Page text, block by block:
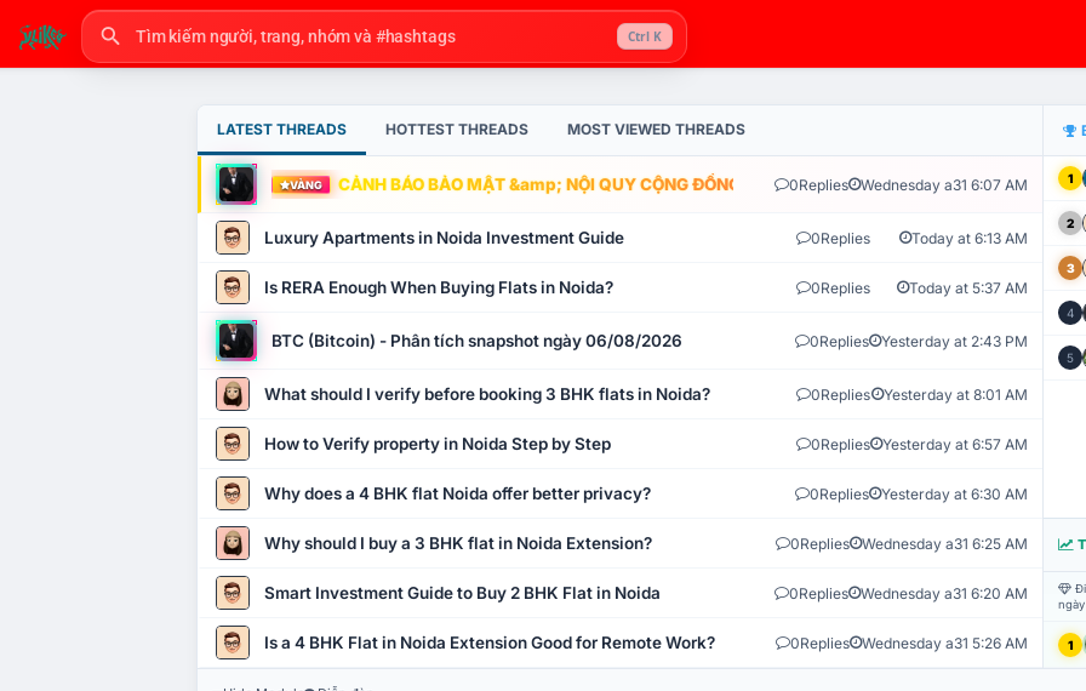
Ctrl K
LATEST THREADS HOTTEST THREADS MOST VIEWED THREADS
VÀNG CẢNH BÁO BẢO MẬT &amp; NỘI QUY CỘNG ĐỒNG VLIKE.VN: HỆ THỐNG GIÁM SÁT TỰ
0Replies Wednesday a31 6:07 AM
Luxury Apartments in Noida Investment Guide 0Replies Today at 6:13 AM
Is RERA Enough When Buying Flats in Noida? 0Replies Today at 5:37 AM
BTC (Bitcoin) - Phân tích snapshot ngày 06/08/2026 0Replies Yesterday at 2:43 PM
What should I verify before booking 3 BHK flats in Noida? 0Replies Yesterday at 8:01 AM
How to Verify property in Noida Step by Step 0Replies Yesterday at 6:57 AM
Why does a 4 BHK flat Noida offer better privacy? 0Replies Yesterday at 6:30 AM
Why should I buy a 3 BHK flat in Noida Extension? 0Replies Wednesday a31 6:25 AM
Smart Investment Guide to Buy 2 BHK Flat in Noida 0Replies Wednesday a31 6:20 AM
Is a 4 BHK Flat in Noida Extension Good for Remote Work? 0Replies Wednesday a31 5:26 AM
1
2
3
4
5
1